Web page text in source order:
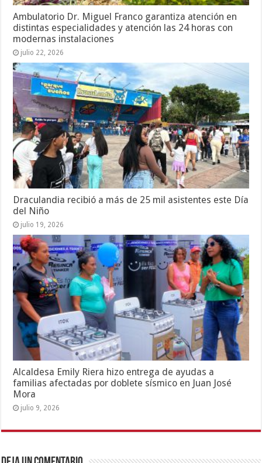
Ambulatorio Dr. Miguel Franco garantiza atención en
distintas especialidades y atención las 24 horas con
modernas instalaciones
julio 22, 2026
Draculandia recibió a más de 25 mil asistentes este Día
del Niño
julio 19, 2026
Alcaldesa Emily Riera hizo entrega de ayudas a
familias afectadas por doblete sísmico en Juan José
Mora
julio 9, 2026